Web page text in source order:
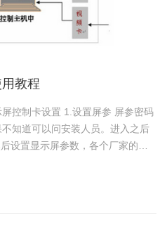
教程
知道可以问安装人员。进入之后
设置显示屏参数，各个厂家的控
置就……